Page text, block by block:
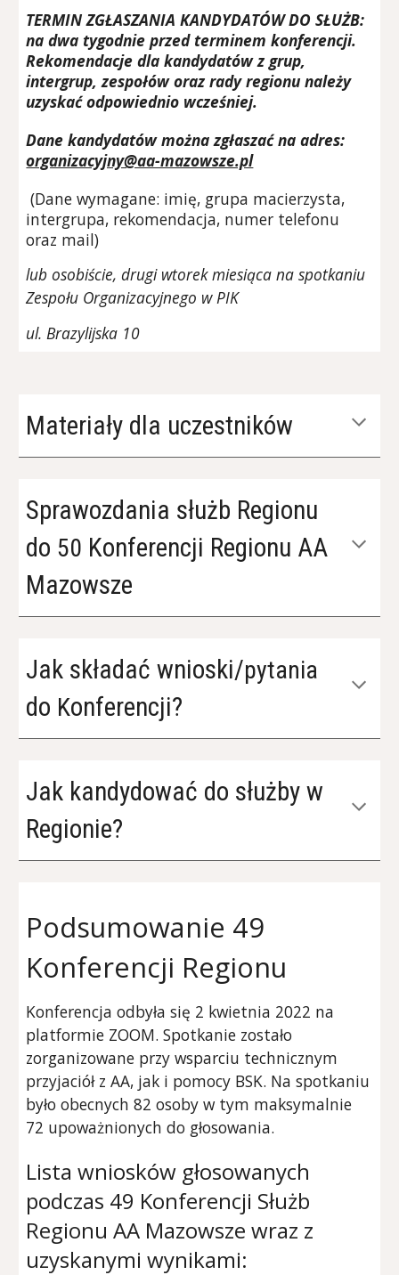
TERMIN ZGŁASZANIA KANDYDATÓW DO SŁUŻB:
na dwa tygodnie przed terminem konferencji.
Rekomendacje dla kandydatów z grup,
intergrup, zespołów oraz rady regionu należy
uzyskać odpowiednio wcześniej.
Dane kandydatów można zgłaszać na adres:
organizacyjny@aa-mazowsze.pl
(Dane wymagane: imię, grupa macierzysta,
intergrupa, rekomendacja, numer telefonu
oraz mail)
lub osobiście, drugi wtorek miesiąca na spotkaniu
Zespołu Organizacyjnego w PIK
ul. Brazylijska 10
Materiały dla uczestników
Sprawozdania służb Regionu
do 50 Konferencji Regionu AA
Mazowsze
Jak składać wnioski/pytania
do Konferencji?
Jak kandydować do służby w
Regionie?
Podsumowanie 49
Konferencji Regionu
Konferencja odbyła się 2 kwietnia 2022 na
platformie ZOOM. Spotkanie zostało
zorganizowane przy wsparciu technicznym
przyjaciół z AA, jak i pomocy BSK. Na spotkaniu
było obecnych82 osoby w tym maksymalnie
72 upoważnionych do głosowania.
Lista wniosków głosowanych
podczas 49 Konferencji Służb
Regionu AA Mazowsze wraz z
uzyskanymi wynikami: